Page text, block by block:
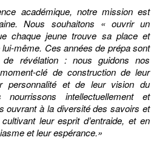
académique, notre mission est
Nous souhaitons « ouvrir un
chaque jeune trouve sa place et
même. Ces années de prépa sont
révélation : nous guidons nos
clé de construction de leur
personnalité et de leur vision du
intellectuellement et
ouvrant à la diversité des savoirs et
leur esprit d’entraide, et en
et leur espérance.»